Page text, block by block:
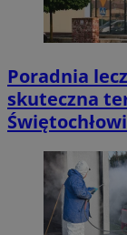
Poradnia
skuteczna